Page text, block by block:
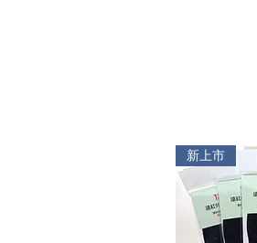
新上市